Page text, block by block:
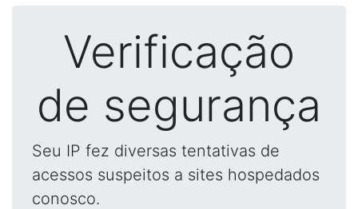
Verificação
de segurança
Seu IP fez diversas tentativas de
acessos suspeitos a sites hospedados
conosco.